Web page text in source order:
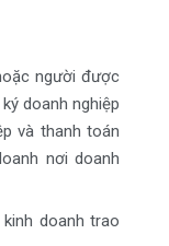
người được
doanh nghiệp
và thanh toán
nơi doanh
doanh trao